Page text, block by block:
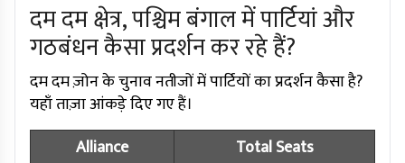
दम दम क्षेत्र, पश्चिम बंगाल में पार्टियां और
गठबंधन कैसा प्रदर्शन कर रहे हैं?
दम दम ज़ोन के चुनाव नतीजों में पार्टियों का प्रदर्शन कैसा है?
यहाँ ताज़ा आंकड़े दिए गए हैं।
Alliance
Total Seats